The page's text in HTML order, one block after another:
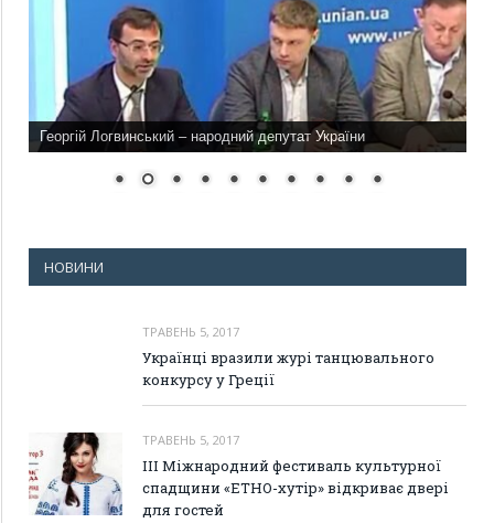
Георгій Логвинський – народний депутат України
НОВИНИ
ТРАВЕНЬ 5, 2017
Українці вразили журі танцювального
конкурсу у Греції
ТРАВЕНЬ 5, 2017
III Міжнародний фестиваль культурної
спадщини «ЕТНО-хутір» відкриває двері
для гостей